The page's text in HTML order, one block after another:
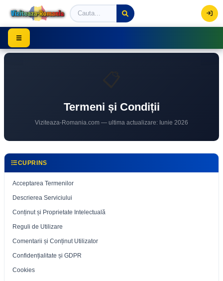
Viziteaza Romania | Obiective Turistice | Trasee
☰
Termeni și Condiții
Viziteaza-Romania.com — ultima actualizare: Iunie 2026
CUPRINS
Acceptarea Termenilor
Descrierea Serviciului
Conținut și Proprietate Intelectuală
Reguli de Utilizare
Comentarii și Conținut Utilizator
Confidențialitate și GDPR
Cookies